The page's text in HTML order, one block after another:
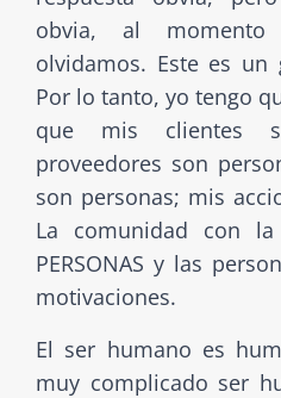
obvia, al
olvidamos. Este es un
Por lo tanto, yo tengo
que mis clientes
proveedores son
son personas; mis
La comunidad con
PERSONAS y las
motivaciones.
El ser humano es
muy complicado ser